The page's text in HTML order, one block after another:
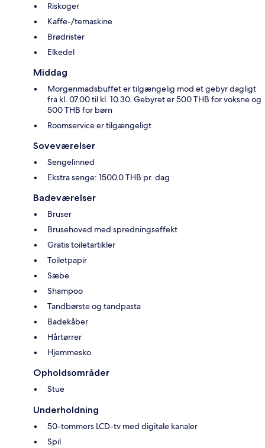
Riskoger
Kaffe-/temaskine
Brødrister
Elkedel
Middag
Morgenmadsbuffet er tilgængelig mod et gebyr dagligt
fra kl. 07.00 til kl. 10.30. Gebyret er 500 THB for voksne og
500 THB for børn
Roomservice er tilgængeligt
Soveværelser
Sengelinned
Ekstra senge: 1500.0 THB pr. dag
Badeværelser
Bruser
Brusehoved med spredningseffekt
Gratis toiletartikler
Toiletpapir
Sæbe
Shampoo
Tandbørste og tandpasta
Badekåber
Hårtørrer
Hjemmesko
Opholdsområder
Stue
Underholdning
50-tommers LCD-tv med digitale kanaler
Spil